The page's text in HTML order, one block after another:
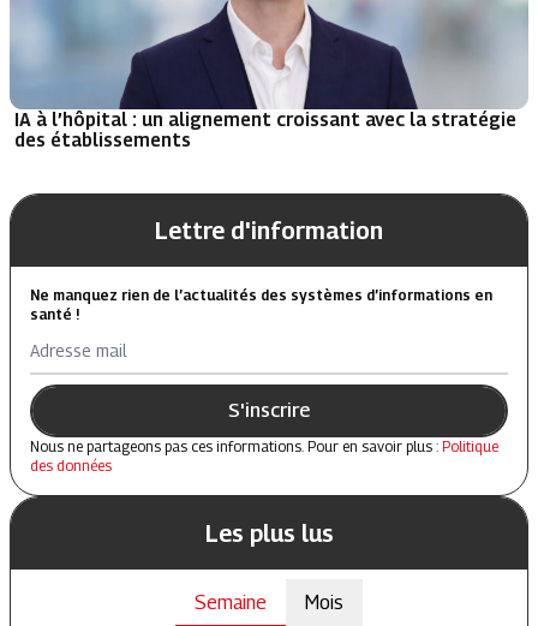
IA à l’hôpital : un alignement croissant avec la stratégie
des établissements
Lettre d'information
Ne manquez rien de l’actualités des systèmes d’informations en
santé !
Adresse mail
S'inscrire
Nous ne partageons pas ces informations. Pour en savoir plus : Politique
des données
Les plus lus
Semaine Mois